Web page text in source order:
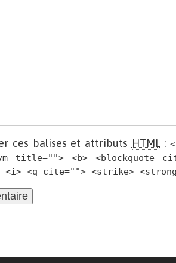
ces balises et attributs HTML:
title=""> <b> <blockquote
<i> <q cite=""> <strike>